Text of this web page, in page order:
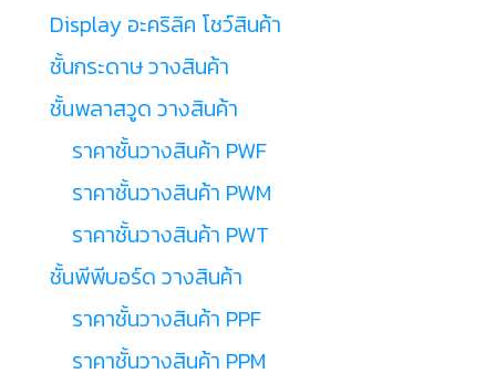
Display อะคริลิค โชว์สินค้า
ชั้นกระดาษ วางสินค้า
ชั้นพลาสวูด วางสินค้า
ราคาชั้นวางสินค้า PWF
ราคาชั้นวางสินค้า PWM
ราคาชั้นวางสินค้า PWT
ชั้นพีพีบอร์ด วางสินค้า
ราคาชั้นวางสินค้า PPF
ราคาชั้นวางสินค้า PPM